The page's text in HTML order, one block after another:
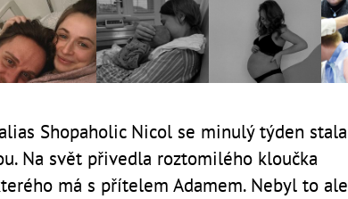
Shopaholic Nicol se minulý týden stala
Na svět přivedla roztomilého kloučka
má s přítelem Adamem. Nebyl to ale